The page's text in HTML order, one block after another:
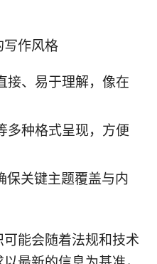
写作风格
接、易于理解，像在
多种格式呈现，方便
保关键主题覆盖与内
能会随着法规和技术